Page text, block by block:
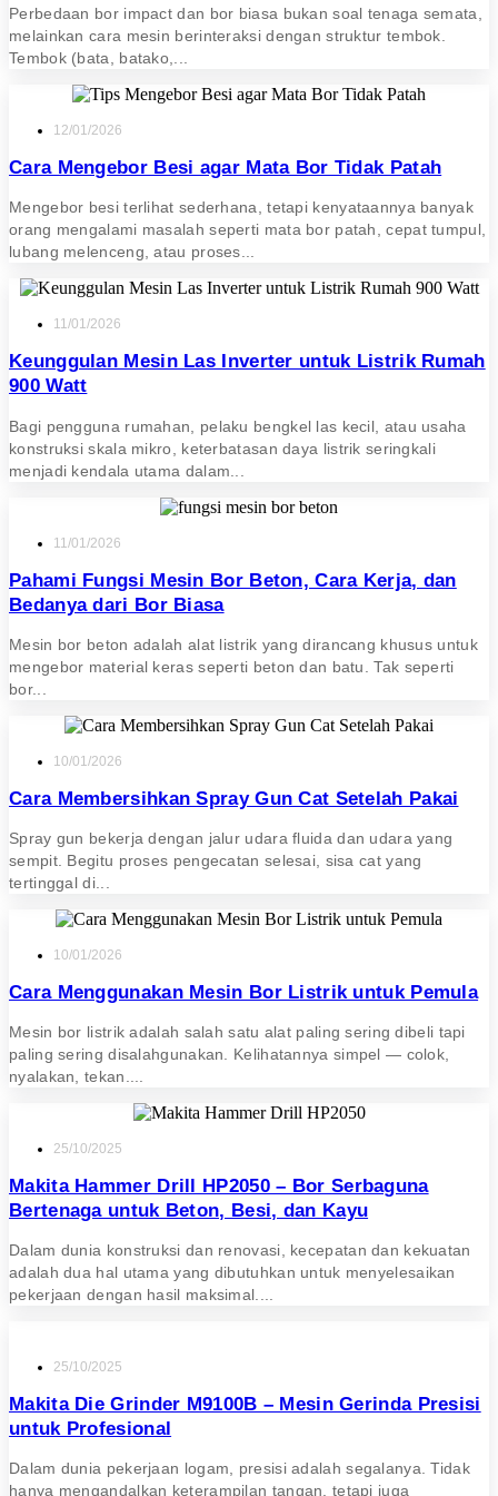
Perbedaan bor impact dan bor biasa bukan soal tenaga semata,
melainkan cara mesin berinteraksi dengan struktur tembok.
Tembok (bata, batako,...
12/01/2026
Cara Mengebor Besi agar Mata Bor Tidak Patah
Mengebor besi terlihat sederhana, tetapi kenyataannya banyak
orang mengalami masalah seperti mata bor patah, cepat tumpul,
lubang melenceng, atau proses...
11/01/2026
Keunggulan Mesin Las Inverter untuk Listrik Rumah
900 Watt
Bagi pengguna rumahan, pelaku bengkel las kecil, atau usaha
konstruksi skala mikro, keterbatasan daya listrik seringkali
menjadi kendala utama dalam...
11/01/2026
Pahami Fungsi Mesin Bor Beton, Cara Kerja, dan
Bedanya dari Bor Biasa
Mesin bor beton adalah alat listrik yang dirancang khusus untuk
mengebor material keras seperti beton dan batu. Tak seperti
bor...
10/01/2026
Cara Membersihkan Spray Gun Cat Setelah Pakai
Spray gun bekerja dengan jalur udara fluida dan udara yang
sempit. Begitu proses pengecatan selesai, sisa cat yang
tertinggal di...
10/01/2026
Cara Menggunakan Mesin Bor Listrik untuk Pemula
Mesin bor listrik adalah salah satu alat paling sering dibeli tapi
paling sering disalahgunakan. Kelihatannya simpel — colok,
nyalakan, tekan....
25/10/2025
Makita Hammer Drill HP2050 – Bor Serbaguna
Bertenaga untuk Beton, Besi, dan Kayu
Dalam dunia konstruksi dan renovasi, kecepatan dan kekuatan
adalah dua hal utama yang dibutuhkan untuk menyelesaikan
pekerjaan dengan hasil maksimal....
25/10/2025
Makita Die Grinder M9100B – Mesin Gerinda Presisi
untuk Profesional
Dalam dunia pekerjaan logam, presisi adalah segalanya. Tidak
hanya mengandalkan keterampilan tangan, tetapi juga